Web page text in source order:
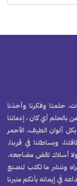
حلمنا وفكرنا وأخذنا
بالحلم أي كان ، إدماننا
ألوان الطيف، الأحمر
وبساطتنا في قربنا.
ولا أسلاك تقض مضاجعه.
وننشر ما تكتب لنصنع
في إيمانه بأنكم منبرنا